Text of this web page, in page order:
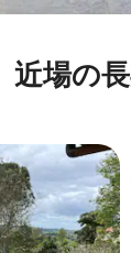
近場の